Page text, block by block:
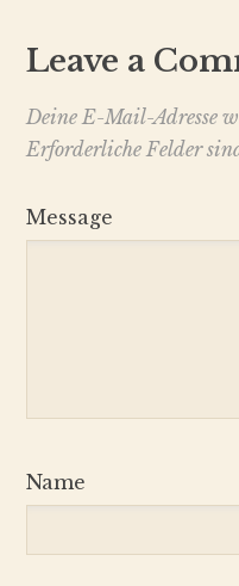
Leave a
Deine E-Mail-Adresse
Erforderliche Felder
Message
Name